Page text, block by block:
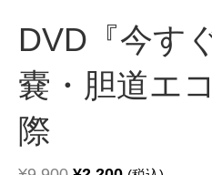
DVD『今す
嚢・胆道エ
際